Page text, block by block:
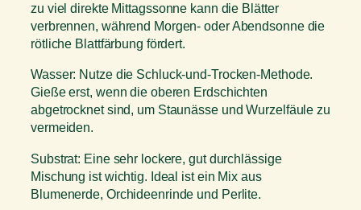
zu viel direkte Mittagssonne kann die Blätter
verbrennen, während Morgen- oder Abendsonne die
rötliche Blattfärbung fördert.
Wasser: Nutze die Schluck-und-Trocken-Methode.
Gieße erst, wenn die oberen Erdschichten
abgetrocknet sind, um Staunässe und Wurzelfäule zu
vermeiden.
Substrat: Eine sehr lockere, gut durchlässige
Mischung ist wichtig. Ideal ist ein Mix aus
Blumenerde, Orchideenrinde und Perlite.